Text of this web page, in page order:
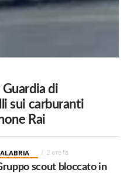
Guardia di
sui carburanti
Rai
2 ore fa
scout bloccato in